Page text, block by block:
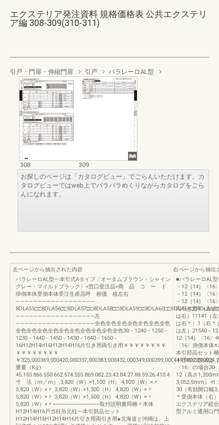
エクステリア発注資料 規格価格表 公共エクステリ
ア編 308-309(310-311)
引戸・門扉・伸縮門扉 引戸 パラレーロAL型
308
309
お探しのページは「カタログビュー」でごらんいただけます。カ
タログビューではweb上でパラパラめくりながらカタログをごら
んになれます。
左ページから抽出された内容
パラレーロAL型一本引式Aタイプ〔オータムブラウン・シャイン
グレー・マイルドブラック〕<窓口受注品>商 品 コ ー ド
掛側本体受側本体受注生産品呼 称価 格左右
——————————————————
——————————————————左
——————————————————全色全色全色全色全色全色全色
全色全色全色全色全色全色全色全色全色全色30－1240－1250－
1230－1440－1450－1430－1640－1650－
16H12H14H16H12H14H16片引き用両引き用￥￥￥￥￥￥￥￥
￥￥￥￥￥￥￥￥
￥
重量（Kg）
45.155.866.550.662.574.555.869.082.23.43.84.27.88.59.26.410.4
寸 法（m／m） 3,820（W）×1,100（H） 4,820（W）×〃
5,820（W）×〃 3,820（W）×1,300（H） 4,820（W）×〃
5,820（W）×〃 3,820（W）×1,500（H） 4,820（W）×〃
5,820（W）×〃────────────取付説明書同梱〃本体
H12H14H16戸当柱吊元柱一本引部品セット
H12H14H16H12H14H16片引き用両引き用●北海道と沖縄は、上
右ページから抽出
■パラレーロAL
－12｛14｝〈16
－12｛14｝〈16
－12｛14｝〈16
両引き用1（左ま
は右）11141（
は右＊）1（右＊
は左）21540－
12｛14｝〈16〉
〈16〉掛側本体
本引部品セット
ト呼称の数値は
〈16〉の場合
12（高さ
3,052.5mm）-H
30（有効開口幅
＊受側本体（右
エクステリア総
型アルミ通用口